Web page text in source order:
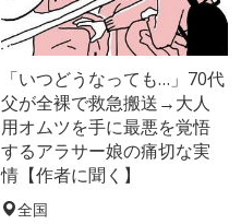
「いつどうなっても…」70代
父が全裸で救急搬送→大人
用オムツを手に最悪を覚悟
するアラサー娘の痛切な実
情【作者に聞く】
全国